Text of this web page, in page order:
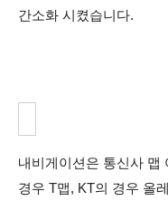
간소화 시켰습니다.
내비게이션은 통신사 맵
경우 T맵, KT의 경우 올